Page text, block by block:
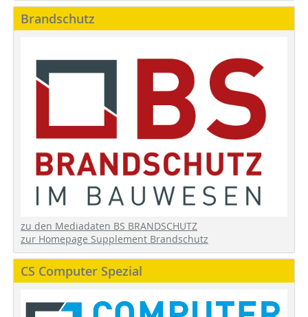
Brandschutz
zu den Mediadaten BS BRANDSCHUTZ
zur Homepage Supplement Brandschutz
CS Computer Spezial